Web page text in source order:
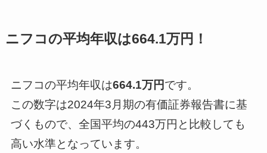
ニフコの平均年収は664.1万円！
ニフコの平均年収は664.1万円です。
この数字は2024年3月期の有価証券報告書に基
づくもので、全国平均の443万円と比較しても
高い水準となっています。